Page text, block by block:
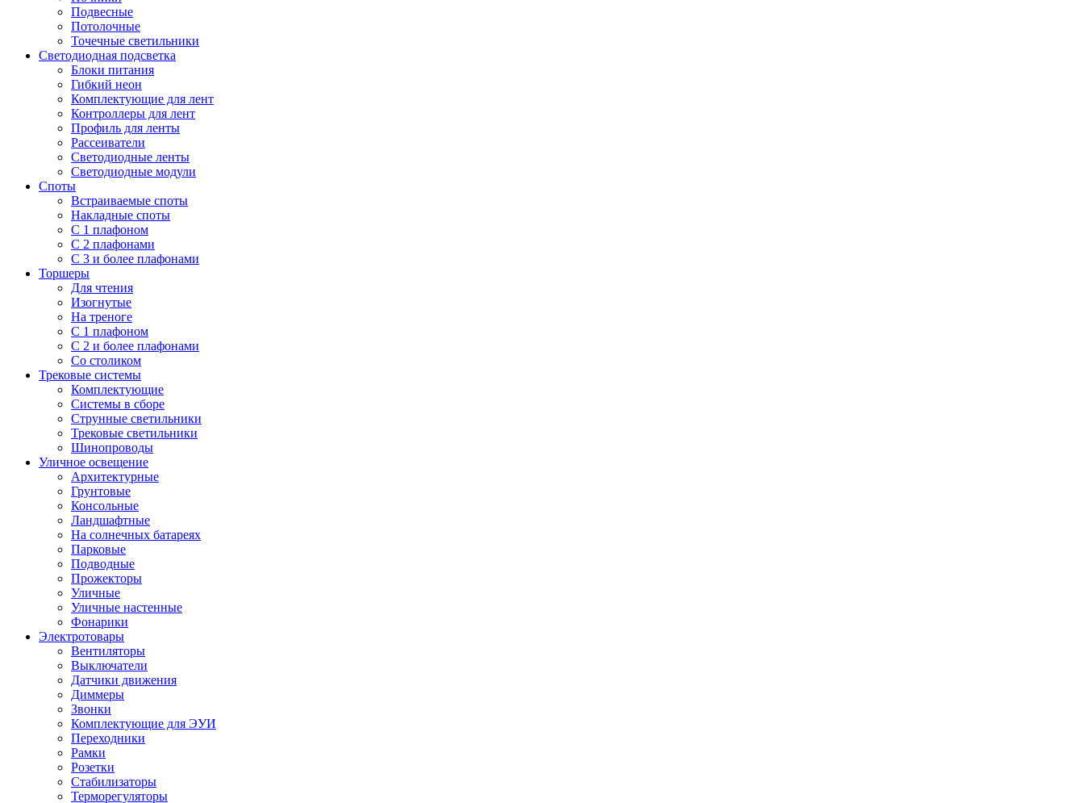
Подвесные
Потолочные
Точечные светильники
Светодиодная подсветка
Блоки питания
Гибкий неон
Комплектующие для лент
Контроллеры для лент
Профиль для ленты
Рассеиватели
Светодиодные ленты
Светодиодные модули
Споты
Встраиваемые споты
Накладные споты
С 1 плафоном
С 2 плафонами
С 3 и более плафонами
Торшеры
Для чтения
Изогнутые
На треноге
С 1 плафоном
С 2 и более плафонами
Со столиком
Трековые системы
Комплектующие
Системы в сборе
Струнные светильники
Трековые светильники
Шинопроводы
Уличное освещение
Архитектурные
Грунтовые
Консольные
Ландшафтные
На солнечных батареях
Парковые
Подводные
Прожекторы
Уличные
Уличные настенные
Фонарики
Электротовары
Вентиляторы
Выключатели
Датчики движения
Диммеры
Звонки
Комплектующие для ЭУИ
Переходники
Рамки
Розетки
Стабилизаторы
Терморегуляторы